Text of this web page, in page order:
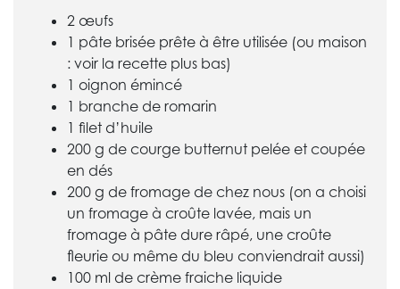
2 œufs
1 pâte brisée prête à être utilisée (ou maison
: voir la recette plus bas)
1 oignon émincé
1 branche de romarin
1 filet d’huile
200 g de courge butternut pelée et coupée
en dés
200 g de fromage de chez nous (on a choisi
un fromage à croûte lavée, mais un
fromage à pâte dure râpé, une croûte
fleurie ou même du bleu conviendrait aussi)
100 ml de crème fraiche liquide